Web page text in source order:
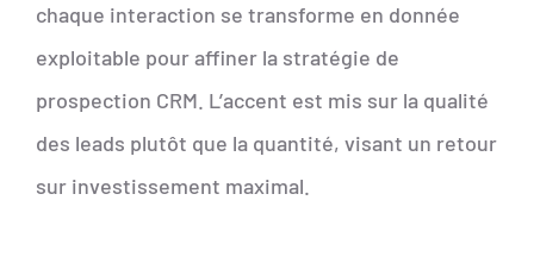
chaque interaction se transforme en donnée
exploitable pour affiner la stratégie de
prospection CRM. L’accent est mis sur la qualité
des leads plutôt que la quantité, visant un retour
sur investissement maximal.